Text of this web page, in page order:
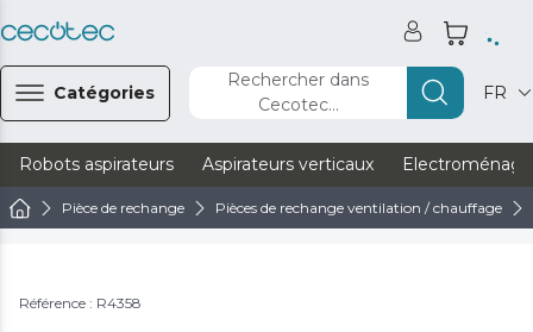
Catégories
Rechercher dans
Cecotec...
FR
Robots aspirateurs Aspirateurs verticaux
Pièce de rechange Pièces de rechange ventilation / chauffage
Référence : R4358